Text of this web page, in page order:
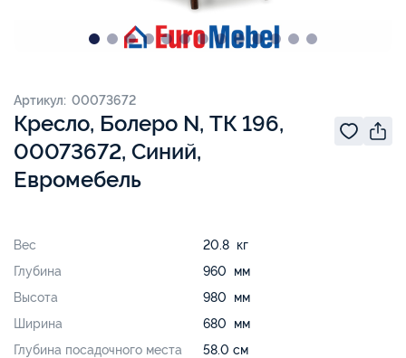
Кресло, Болеро N, ТК 196,
00073672, Синий,
Евромебель
Артикул: 00073672
Вес
20.8 кг
Глубина
960 мм
Высота
980 мм
Ширина
680 мм
Глубина посадочного места
58.0 см